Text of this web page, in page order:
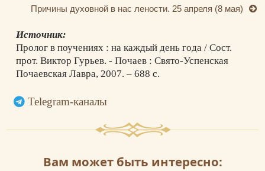
Причины духовной в нас лености. 25 апреля (8 мая)
Источник:
Пролог в поучениях : на каждый день года / Сост.
прот. Виктор Гурьев. - Почаев : Свято-Успенская
Почаевская Лавра, 2007. – 688 с.
Telegram-каналы
Вам может быть интересно: